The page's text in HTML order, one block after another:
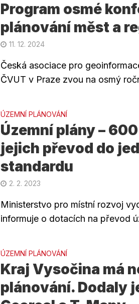
Program osmé
plánování měst a
11. 12. 2024
Česká asociace pro
ČVUT v Praze zvou na osmý
ÚZEMNÍ PLÁNOVÁNÍ
Územní plány –
jejich převod do
standardu
2. 2. 2023
Ministerstvo pro místní rozvoj
informuje o dotacích na převod
ÚZEMNÍ PLÁNOVÁNÍ
Kraj Vysočina má
plánování. Dodaly